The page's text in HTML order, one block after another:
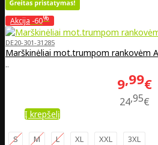
Akcija -60%
DE20-301-31285
Marškinėliai mot.trumpom rankovėm
..
9 99€
2495€
Į krepšelį
S M L XL XXL 3XL